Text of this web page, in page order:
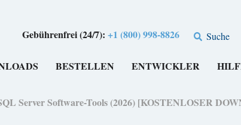
Gebührenfrei (24/7):+1 (800) 998-8826 Suche
BESTELLEN ENTWICKLER
Server Software-Tools (2026) [KOSTENLOSER